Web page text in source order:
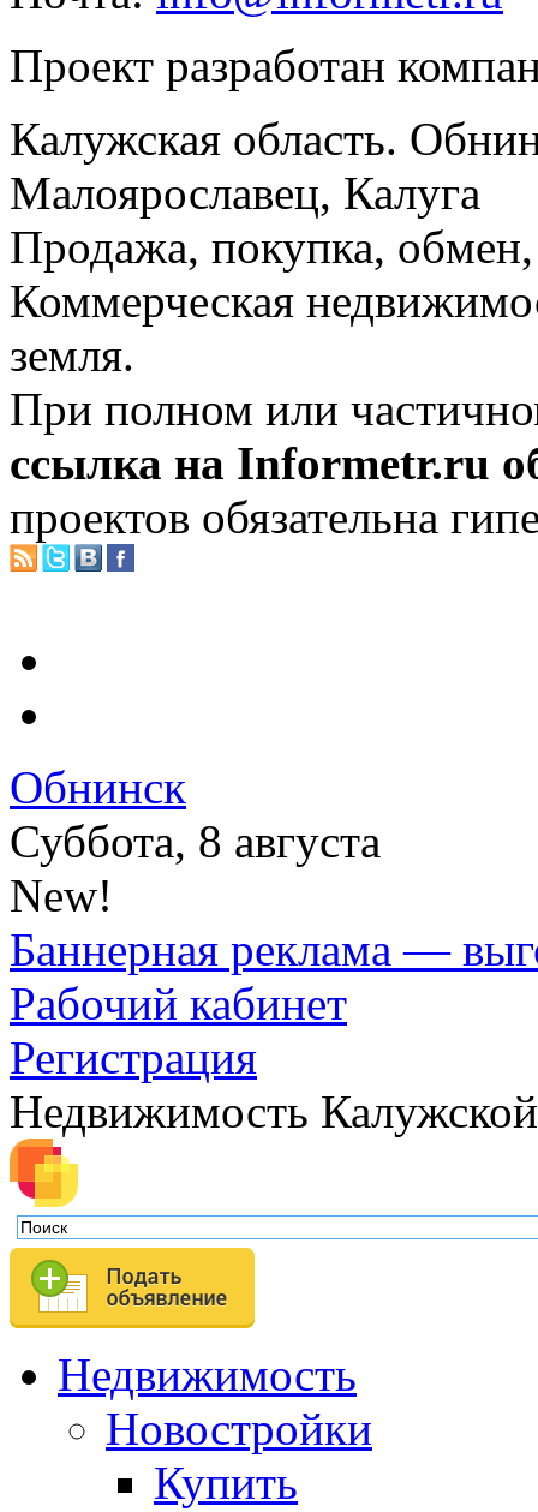
Проект разработан
Калужская область.
Малоярославец, Калуга
Продажа, покупка, обмен,
Коммерческая
земля.
При полном или
ссылка на Informetr.ru
проектов обязательна
Обнинск
Суббота, 8 августа
New!
Баннерная реклама —
Рабочий кабинет
Регистрация
Недвижимость
Недвижимость
Новостройки
Купить